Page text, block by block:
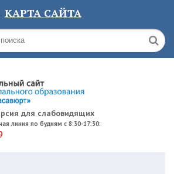
КАРТА САЙТА
для слабовидящих
линия по будням с 8:30-17:30: